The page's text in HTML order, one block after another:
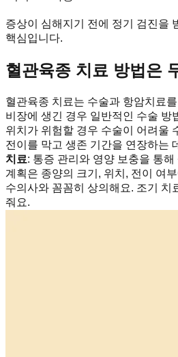
증상이 심해지기 전에 정기 검진을
핵심입니다.
혈관육종 치료 방법은
혈관육종 치료는 수술과 항암치료
비장에 생긴 경우 일반적인 수술 방
위치가 위험할 경우 수술이 어려울
전이를 막고 생존 기간을 연장하는
치료: 통증 관리와 영양 보충을 통
계획은 종양의 크기, 위치, 전이 여
수의사와 꼼꼼히 상의해요. 조기 치
줘요.